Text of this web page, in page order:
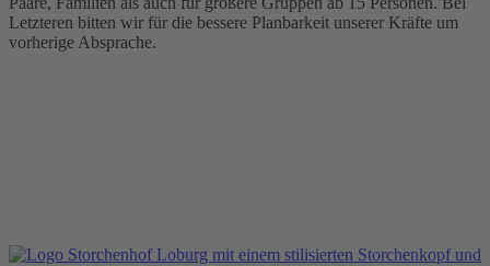
Letzteren bitten wir für die bessere Planbarkeit unserer Kräfte um
vorherige Absprache.